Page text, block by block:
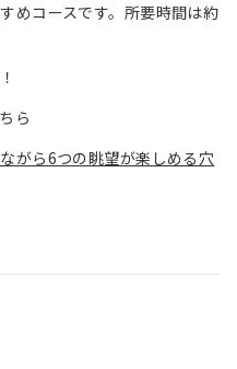
めコースです。所要時間は約
ら
がら6つの眺望が楽しめる穴